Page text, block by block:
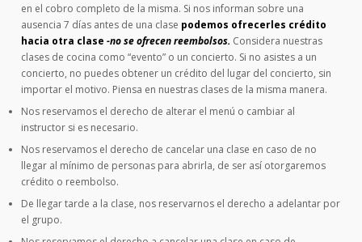
en el cobro completo de la misma. Si nos informan sobre una
ausencia 7 días antes de una clase podemos ofrecerles crédito
hacia otra clase-no se ofrecen reembolsos. Considera nuestras
clases de cocina como “evento” o un concierto. Si no asistes a un
concierto, no puedes obtener un crédito del lugar del concierto, sin
importar el motivo. Piensa en nuestras clases de la misma manera.
Nos reservamos el derecho de alterar el menú o cambiar al
instructor si es necesario.
Nos reservamos el derecho de cancelar una clase en caso de no
llegar al mínimo de personas para abrirla, de ser así otorgaremos
crédito o reembolso.
De llegar tarde a la clase, nos reservarnos el derecho a adelantar por
el grupo.